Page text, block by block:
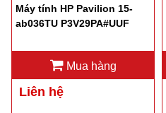
Máy tính HP Pavilion 15-
ab036TU P3V29PA#UUF
Mua hàng
Liên hệ